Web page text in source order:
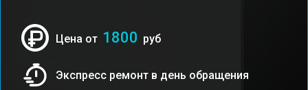
Цена от 1800 руб
Экспресс ремонт в день обращения